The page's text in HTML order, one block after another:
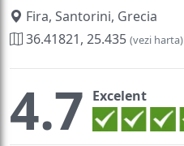
Fira, Santorini, Grecia
36.41821, 25.435 (vezi harta)
4.7 Excelent